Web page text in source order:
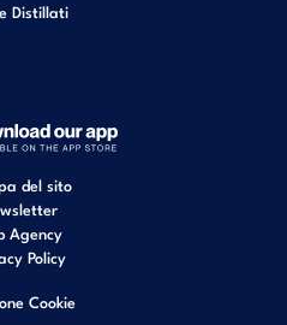
Distillati
del sito
Agency
Policy
Cookie